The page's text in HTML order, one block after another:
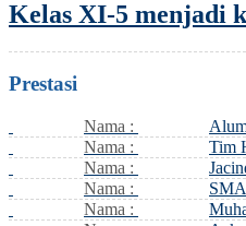
Kelas XI-5 menjadi
Prestasi
Nama :
Nama :
Tim
Nama :
Nama :
Nama :